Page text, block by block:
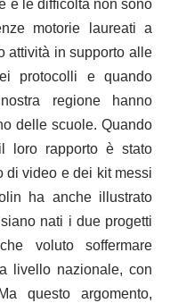
e le difficoltà non sono
motorie laureati a
attività in supporto alle
protocolli e quando
regione hanno
delle scuole. Quando
loro rapporto è stato
di video e dei kit messi
ha anche illustrato
nati i due progetti
voluto soffermare
livello nazionale, con
questo argomento,